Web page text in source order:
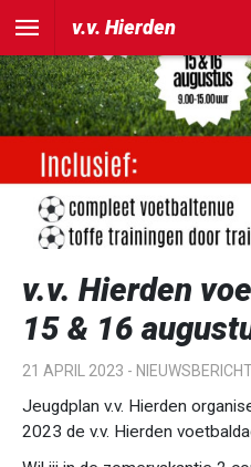
v.v. Hierden
v.v. Hierden
15 & 16
21 APRIL 2023 -
Jeugdplan v.v. Hierden
2023 de v.v. Hierden